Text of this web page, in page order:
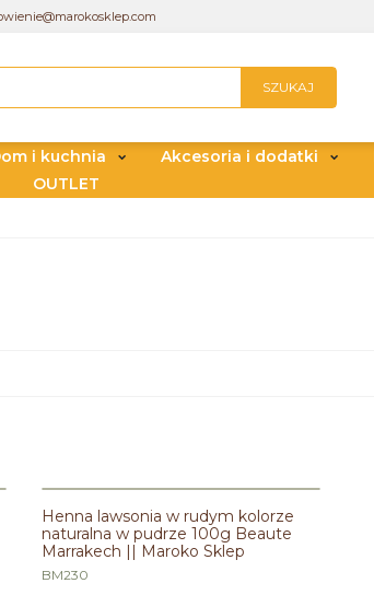
SZUKAJ
i kuchnia Akcesoria i dodatki
OUTLET
Henna lawsonia w rudym kolorze naturalna
w pudrze 100g Beaute Marrakech || Maroko
Sklep
Linia: BEAUTE MARRAKECH
Henna lawsonia w rudym kolorze
naturalna w pudrze 100g Beaute
Marrakech || Maroko Sklep
BM230